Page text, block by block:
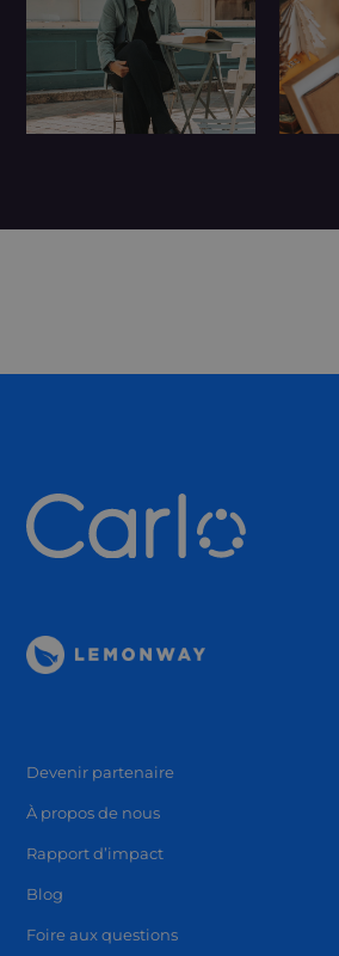
Devenir partenaire
À propos de nous
Rapport d’impact
Blog
Foire aux questions